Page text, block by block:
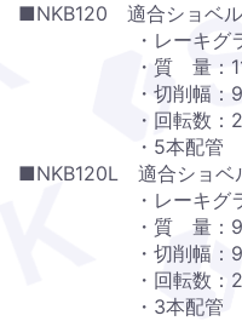
■NKB120 適合ショベル
・レーキグラッ
・質 量：
・切削幅：
・回転数：
・5本配管
■NKB120Ⅼ 適合ショベ
・レーキグラッ
・質 量：
・切削幅：
・回転数：
・3本配管